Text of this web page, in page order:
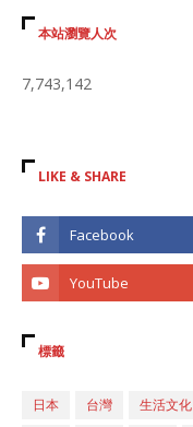
本站瀏覽人次
7,743,142
LIKE & SHARE
標籤
日本 台灣 生活文化